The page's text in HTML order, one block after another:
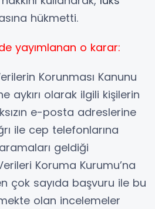
hükmetti.
yayımlanan o karar:
Korunması Kanunu
aykırı olarak ilgili kişilerin
e-posta adreslerine
ile cep telefonlarına
geldiği
Koruma Kurumu’na
çok sayıda başvuru ile bu
olan incelemeler